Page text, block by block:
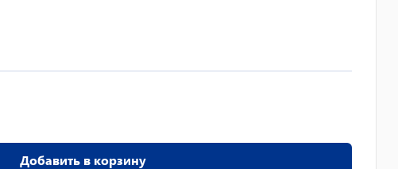
Добавить в корзину